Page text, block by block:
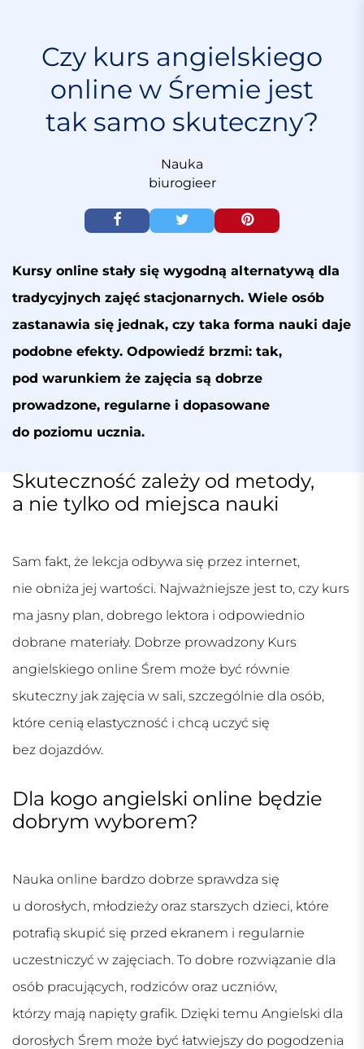
Czy kurs angielskiego
online w Śremie jest
tak samo skuteczny?
Nauka
biurogieer
Kursy online stały się wygodną alternatywą dla
tradycyjnych zajęć stacjonarnych. Wiele osób
zastanawia się jednak, czy taka forma nauki daje
podobne efekty. Odpowiedź brzmi: tak,
pod warunkiem że zajęcia są dobrze
prowadzone, regularne i dopasowane
do poziomu ucznia.
Skuteczność zależy od metody,
a nie tylko od miejsca nauki
Sam fakt, że lekcja odbywa się przez internet,
nie obniża jej wartości. Najważniejsze jest to, czy kurs
ma jasny plan, dobrego lektora i odpowiednio
dobrane materiały. Dobrze prowadzony Kurs
angielskiego online Śrem może być równie
skuteczny jak zajęcia w sali, szczególnie dla osób,
które cenią elastyczność i chcą uczyć się
bez dojazdów.
Dla kogo angielski online będzie
dobrym wyborem?
Nauka online bardzo dobrze sprawdza się
u dorosłych, młodzieży oraz starszych dzieci, które
potrafią skupić się przed ekranem i regularnie
uczestniczyć w zajęciach. To dobre rozwiązanie dla
osób pracujących, rodziców oraz uczniów,
którzy mają napięty grafik. Dzięki temu Angielski dla
dorosłych Śrem może być łatwiejszy do pogodzenia